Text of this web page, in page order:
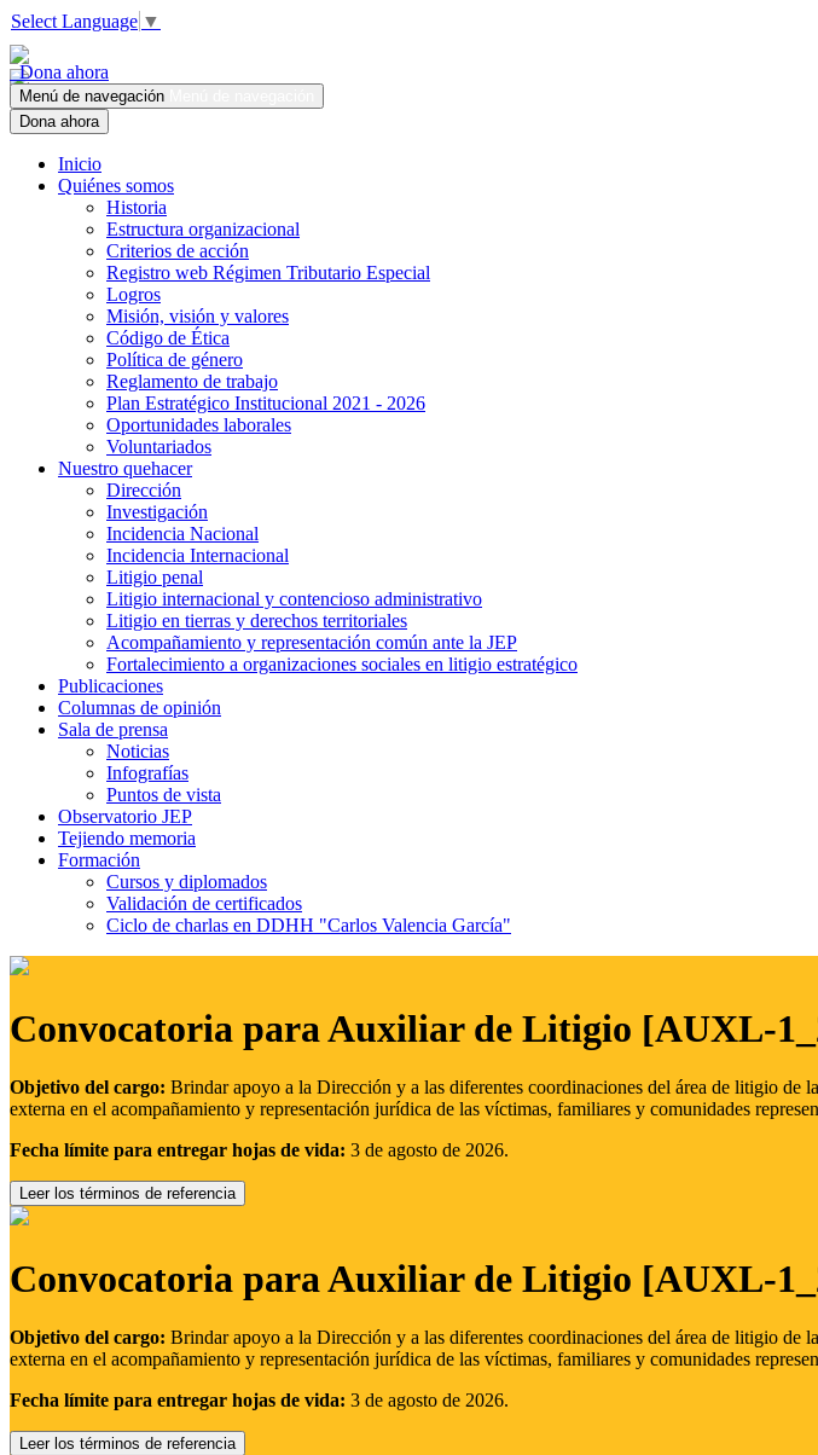
Select Language ▼
Dona ahora
Menú de navegación
Dona ahora
Inicio
Quiénes somos
Historia
Estructura organizacional
Criterios de acción
Registro web Régimen Tributario Especial
Logros
Misión, visión y valores
Código de Ética
Política de género
Reglamento de trabajo
Plan Estratégico Institucional 2021 - 2026
Oportunidades laborales
Voluntariados
Nuestro quehacer
Dirección
Investigación
Incidencia Nacional
Incidencia Internacional
Litigio penal
Litigio internacional y contencioso administrativo
Litigio en tierras y derechos territoriales
Acompañamiento y representación común ante la JEP
Fortalecimiento a organizaciones sociales en litigio estratégico
Publicaciones
Columnas de opinión
Sala de prensa
Noticias
Infografías
Puntos de vista
Observatorio JEP
Tejiendo memoria
Formación
Cursos y diplomados
Validación de certificados
Ciclo de charlas en DDHH "Carlos Valencia García"
Convocatoria para Auxiliar de Litigio [AUXL-
Objetivo del cargo: Brindar apoyo a la Dirección y a las diferentes coordinaciones del área de litigio
externa en el acompañamiento y representación jurídica de las víctimas, familiares y comunidades
Fecha límite para entregar hojas de vida: 3 de agosto de 2026.
Leer los términos de referencia
Convocatoria para Auxiliar de Litigio [AUXL-
Objetivo del cargo: Brindar apoyo a la Dirección y a las diferentes coordinaciones del área de litigio
externa en el acompañamiento y representación jurídica de las víctimas, familiares y comunidades
Fecha límite para entregar hojas de vida: 3 de agosto de 2026.
Leer los términos de referencia